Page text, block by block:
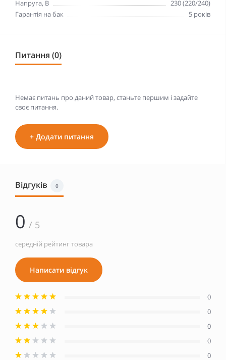
Напруга, В
230 (220/240)
Гарантія на бак
5 років
Питання (0)
Немає питань про даний товар, станьте першим і задайте
своє питання.
+ Додати питання
Відгуків 0
0 / 5
середній рейтинг товара
Написати відгук
0
0
0
0
0